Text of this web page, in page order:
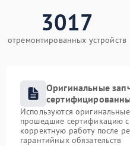
3017
отремонтированных устройств
Оригинальные
Используются
прошедшие сертификацию
корректную работу после
гарантийных обязательств